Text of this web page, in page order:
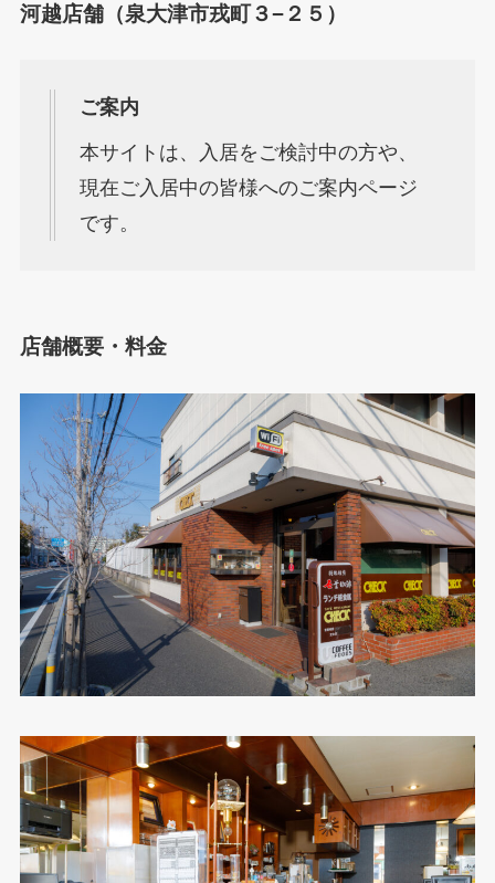
河越店舗（泉大津市戎町３−２５）
ご案内
本サイトは、入居をご検討中の方や、
現在ご入居中の皆様へのご案内ページ
です。
店舗概要・料金